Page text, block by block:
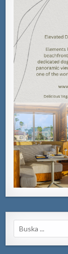
Search
for: